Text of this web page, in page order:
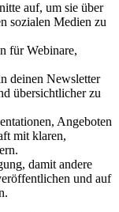
auf, um sie über
sozialen Medien zu
für Webinare,
deinen Newsletter
übersichtlicher zu
Angeboten
mit klaren,
damit andere
und auf